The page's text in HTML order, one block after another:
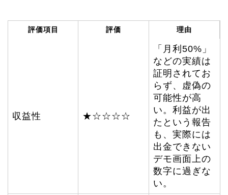
評価項目 評価 理由
収益性 ★☆☆☆☆
「月利50%」
などの実績は
証明されてお
らず、虚偽の
可能性が高
い。利益が出
たという報告
も、実際には
出金できない
デモ画面上の
数字に過ぎな
い。